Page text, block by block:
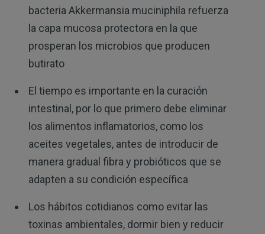
bacteria Akkermansia muciniphila refuerza
la capa mucosa protectora en la que
prosperan los microbios que producen
butirato
El tiempo es importante en la curación
intestinal, por lo que primero debe eliminar
los alimentos inflamatorios, como los
aceites vegetales, antes de introducir de
manera gradual fibra y probióticos que se
adapten a su condición específica
Los hábitos cotidianos como evitar las
toxinas ambientales, dormir bien y reducir